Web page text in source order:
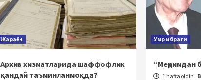
Жараён
Архив хизматларида шаффофлик
қандай таъминланмоқда?
Умр ибрати
“Меҳримдан
1 hafta oldin